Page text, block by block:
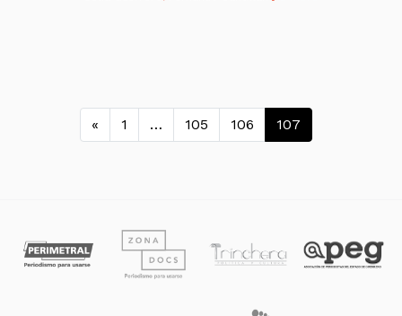
Navegación de entradas
« 1 … 105 106 107